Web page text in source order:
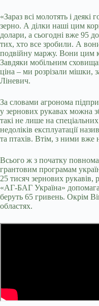
«Зараз всі молотять і деякі
зерно. А ділки наші цим
долари, а сьогодні вже 95
тих, хто все зробили. А
подвійну маржу. Вони цим
Завдяки мобільним
ціна – ми розрізали мішки,
Ліневич.
За словами агронома
у зернових рукавах можна
такі не лише на
недоліків експлуатації
та птахів. Втім, з ними вже
Всього ж з початку
грантовим програмам
25 тисяч зернових рукавів,
«АГ-БАГ Україна»
беруть 65 гривень. Окрім
областях.